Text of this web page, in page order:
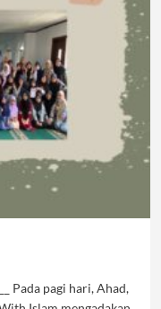
Pada pagi hari, Ahad,